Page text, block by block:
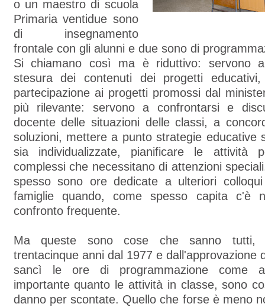
o un maestro di scuola
Primaria ventidue sono
di insegnamento
frontale con gli alunni e due sono di
Si chiamano così ma è riduttivo: servono
stesura dei contenuti dei progetti
partecipazione ai progetti promossi dal
più rilevante: servono a confrontarsi e
docente delle situazioni delle classi, a
soluzioni, mettere a punto strategie educative
sia individualizzate, pianificare le
complessi che necessitano di attenzioni
spesso sono ore dedicate a ulteriori
famiglie quando, come spesso capita c'è
confronto frequente.
Ma queste sono cose che sanno tutti,
trentacinque anni dal 1977 e dall'approvazione
sancì le ore di programmazione come
importante quanto le attività in classe, sono
danno per scontate. Quello che forse è meno